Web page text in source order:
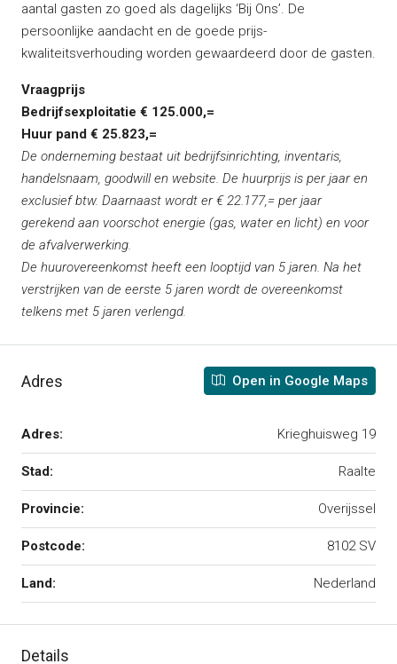
aantal gasten zo goed als dagelijks ‘Bij Ons’. De
persoonlijke aandacht en de goede prijs-
kwaliteitsverhouding worden gewaardeerd door de gasten.
Vraagprijs
Bedrijfsexploitatie € 125.000,=
Huur pand € 25.823,=
De onderneming bestaat uit bedrijfsinrichting, inventaris,
handelsnaam, goodwill en website. De huurprijs is per jaar en
exclusief btw. Daarnaast wordt er € 22.177,= per jaar
gerekend aan voorschot energie (gas, water en licht) en voor
de afvalverwerking.
De huurovereenkomst heeft een looptijd van 5 jaren. Na het
verstrijken van de eerste 5 jaren wordt de overeenkomst
telkens met 5 jaren verlengd.
Adres Open in Google Maps
Adres: Krieghuisweg 19
Stad: Raalte
Provincie: Overijssel
Postcode: 8102 SV
Land: Nederland
Details